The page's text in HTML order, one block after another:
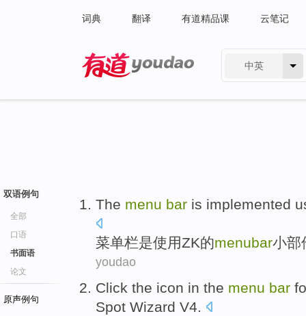
词典 翻译 有道精品课 云笔记
中英
双语例句
全部
口语
书面语
论文
原声例句
The menu bar is implemented
菜单栏是使用ZK的menubar小部
youdao
Click the icon in the menu bar
Spot Wizard V4.